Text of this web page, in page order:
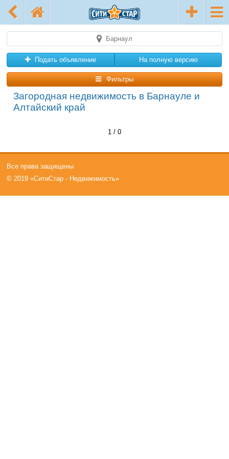
Барнаул
Подать объявление На полную версию
Фильтры
Загородная недвижимость в Барнауле и
Алтайский край
1 / 0
Все права защищены
© 2019 «СитиСтар - Недвижимость»